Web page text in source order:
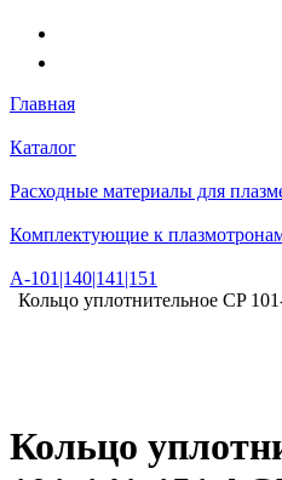
Главная
Каталог
Расходные материалы для
Комплектующие к
А-101|140|141|151
Кольцо уплотнительное CP
Кольцо